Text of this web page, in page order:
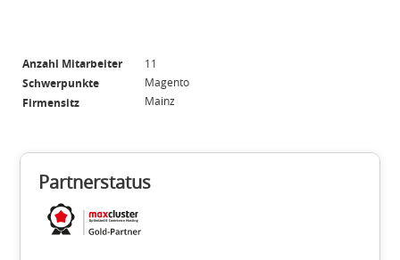
11
Magento
Mainz
Anzahl Mitarbeiter
Schwerpunkte
Firmensitz
Partnerstatus